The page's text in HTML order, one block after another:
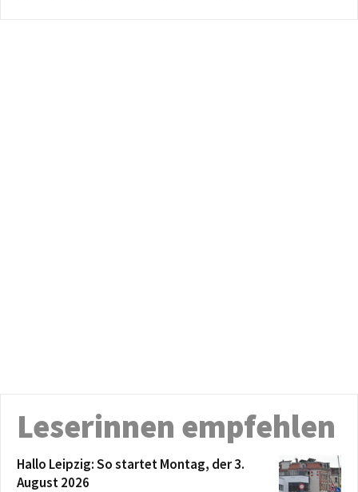
Leserinnen empfehlen
Hallo Leipzig: So startet Montag, der 3.
August 2026